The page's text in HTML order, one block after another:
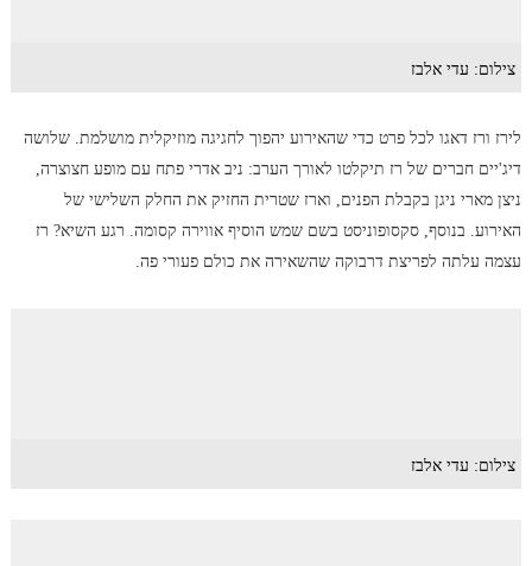
צילום: עדי אלבז
לירז ורז דאגו לכל פרט כדי שהאירוע יהפוך לחגיגה מוזיקלית מושלמת. שלושה
דיג'יים חברים של רז תיקלטו לאורך הערב: ניב אדרי פתח עם מופע חצוצרה,
ניצן מארי ניגן בקבלת הפנים, וארז שטרית החזיק את החלק השלישי של
האירוע. בנוסף, סקסופוניסט בשם שמש הוסיף אווירה קסומה. רגע השיא? רז
עצמה עלתה לפריצת דרבוקה שהשאירה את כולם פעורי פה.
צילום: עדי אלבז